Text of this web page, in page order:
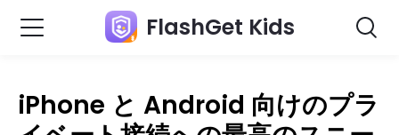
FlashGet Kids
iPhone と Android 向けのプラ